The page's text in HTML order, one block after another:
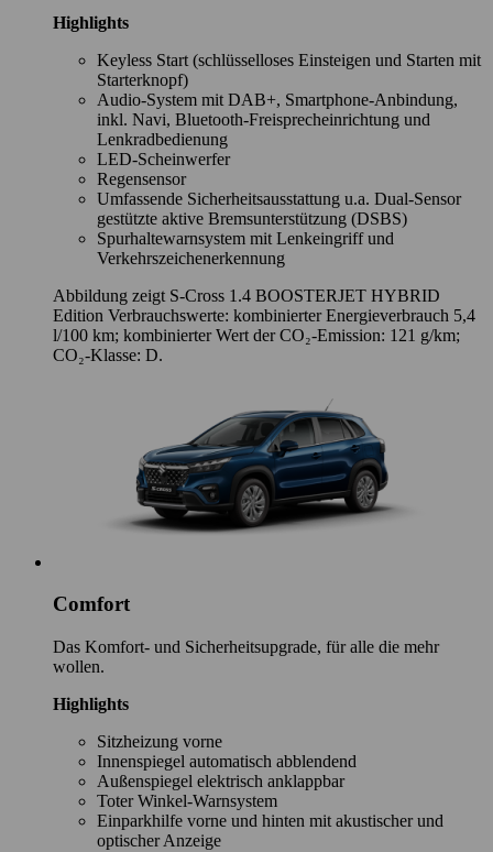
Highlights
Keyless Start (schlüsselloses Einsteigen und Starten mit
Starterknopf)
Audio-System mit DAB+, Smartphone-Anbindung,
inkl. Navi, Bluetooth-Freisprecheinrichtung und
Lenkradbedienung
LED-Scheinwerfer
Regensensor
Umfassende Sicherheitsausstattung u.a. Dual-Sensor
gestützte aktive Bremsunterstützung (DSBS)
Spurhaltewarnsystem mit Lenkeingriff und
Verkehrszeichenerkennung
Abbildung zeigt S-Cross 1.4 BOOSTERJET HYBRID
Edition Verbrauchswerte: kombinierter Energieverbrauch 5,4
l/100 km; kombinierter Wert der CO₂-Emission: 121 g/km;
CO₂-Klasse: D.
Comfort
Das Komfort- und Sicherheitsupgrade, für alle die mehr
wollen.
Highlights
Sitzheizung vorne
Innenspiegel automatisch abblendend
Außenspiegel elektrisch anklappbar
Toter Winkel-Warnsystem
Einparkhilfe vorne und hinten mit akustischer und
optischer Anzeige